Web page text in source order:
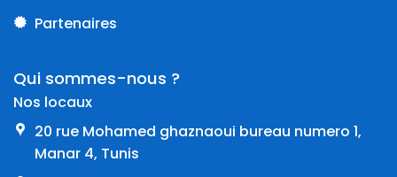
Partenaires
Qui sommes-nous ?
Nos locaux
20 rue Mohamed ghaznaoui bureau numero 1,
Manar 4, Tunis